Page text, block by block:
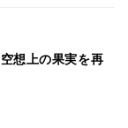
想上の果実を再